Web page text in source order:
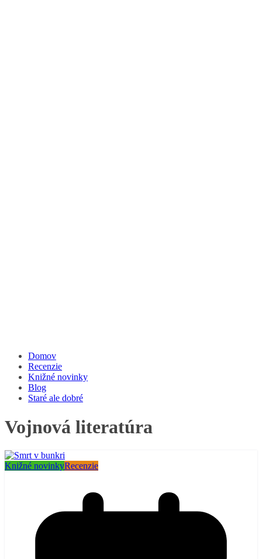
Domov
Recenzie
Knižné novinky
Blog
Staré ale dobré
Vojnová literatúra
Knižné novinkyRecenzie